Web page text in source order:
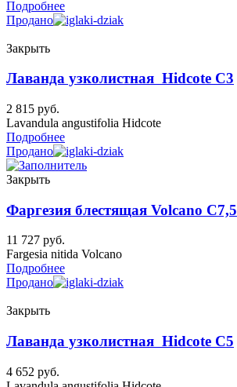
Подробнее
Продано
Закрыть
Лаванда узколистная Hidcote C3
2 815 руб.
Lavandula angustifolia Hidcote
Подробнее
Продано
Закрыть
Фаргезия блестящая Volcano C7,5
11 727 руб.
Fargesia nitida Volcano
Подробнее
Продано
Закрыть
Лаванда узколистная Hidcote C5
4 652 руб.